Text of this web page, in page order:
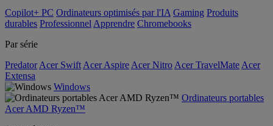
Copilot+ PC Ordinateurs optimisés par l'IA Gaming Produits
durables Professionnel Apprendre Chromebooks
Par série
Predator Acer Swift Acer Aspire Acer Nitro Acer TravelMate Acer
Extensa
Windows
Ordinateurs portables
Acer AMD Ryzen™